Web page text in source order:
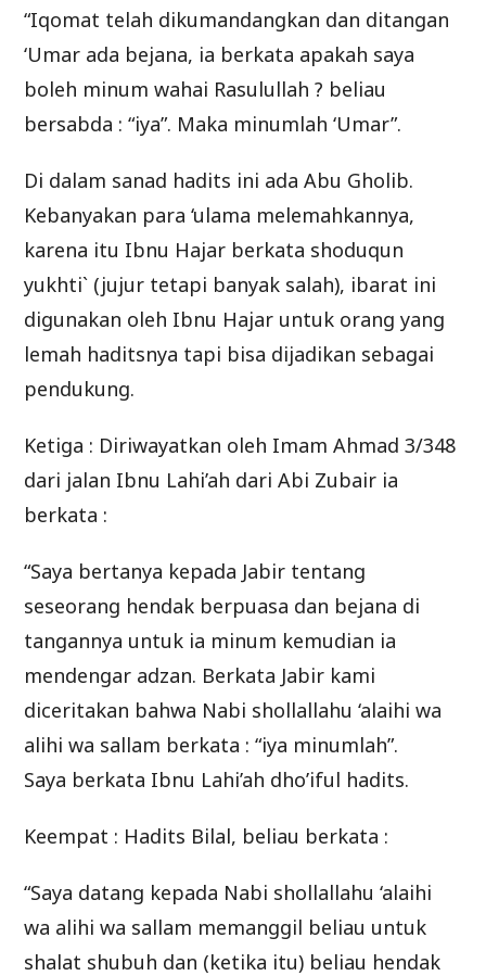
“Iqomat telah dikumandangkan dan ditangan
‘Umar ada bejana, ia berkata apakah saya
boleh minum wahai Rasulullah ? beliau
bersabda : “iya”. Maka minumlah ‘Umar”.
Di dalam sanad hadits ini ada Abu Gholib.
Kebanyakan para ‘ulama melemahkannya,
karena itu Ibnu Hajar berkata shoduqun
yukhti` (jujur tetapi banyak salah), ibarat ini
digunakan oleh Ibnu Hajar untuk orang yang
lemah haditsnya tapi bisa dijadikan sebagai
pendukung.
Ketiga : Diriwayatkan oleh Imam Ahmad 3/348
dari jalan Ibnu Lahi’ah dari Abi Zubair ia
berkata :
“Saya bertanya kepada Jabir tentang
seseorang hendak berpuasa dan bejana di
tangannya untuk ia minum kemudian ia
mendengar adzan. Berkata Jabir kami
diceritakan bahwa Nabi shollallahu ‘alaihi wa
alihi wa sallam berkata : “iya minumlah”.
Saya berkata Ibnu Lahi’ah dho’iful hadits.
Keempat : Hadits Bilal, beliau berkata :
“Saya datang kepada Nabi shollallahu ‘alaihi
wa alihi wa sallam memanggil beliau untuk
shalat shubuh dan (ketika itu) beliau hendak